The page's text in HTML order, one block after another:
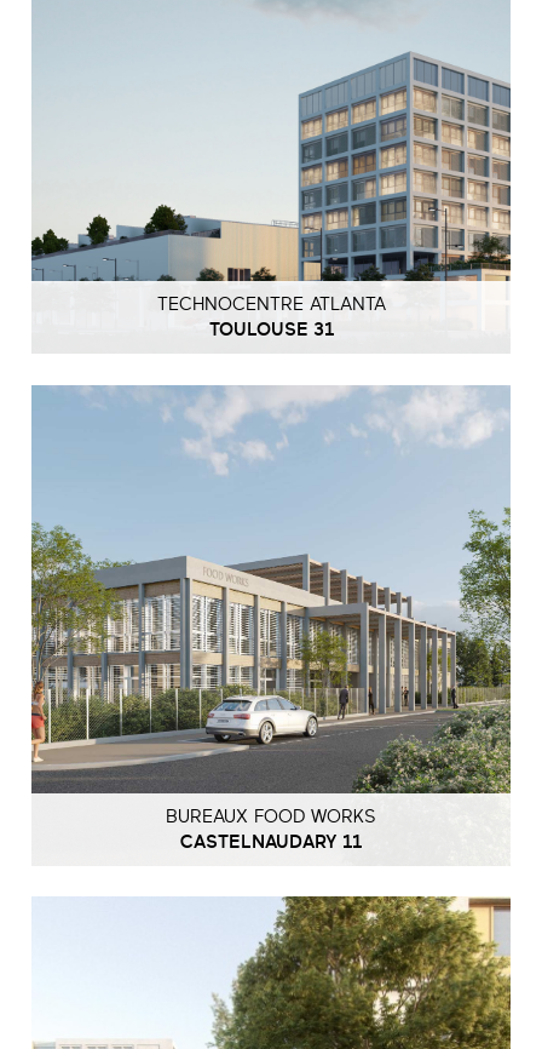
TECHNOCENTRE ATLANTA
TOULOUSE 31
BUREAUX FOOD WORKS
CASTELNAUDARY 11